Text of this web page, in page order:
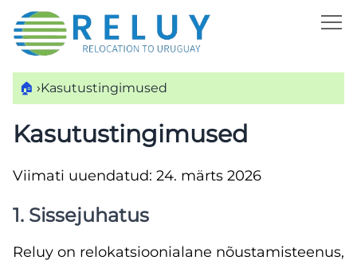
🏠 ›Kasutustingimused
Kasutustingimused
Viimati uuendatud: 24. märts 2026
1. Sissejuhatus
Reluy on relokatsioonialane nõustamisteenus,